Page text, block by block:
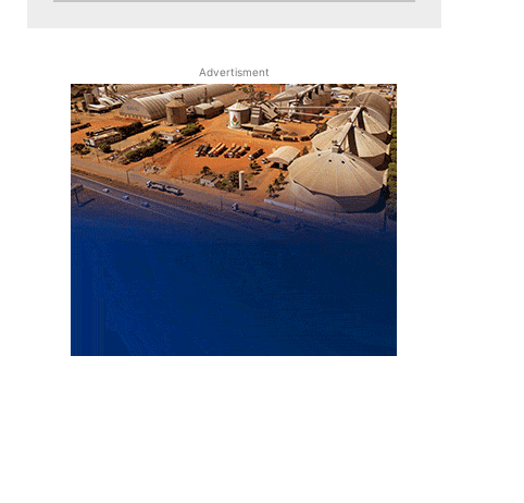
Advertisment